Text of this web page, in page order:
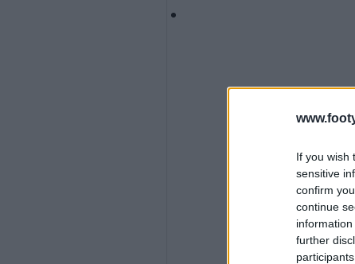
If you wish
sensitive
confirm
continue
further